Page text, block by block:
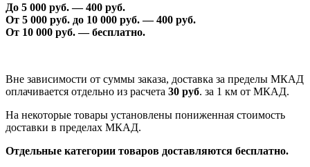
До 5 000 руб. —400 руб.
От 5 000 руб. до 10 000 руб. —400 руб.
От 10 000 руб. — бесплатно.
Вне зависимости от суммы заказа, доставка за пределы МКАД
оплачивается отдельно из расчета 30 руб. за 1 км от МКАД.
На некоторые товары установлены пониженная стоимость
доставки в пределах МКАД.
Отдельные категории товаров доставляются бесплатно.